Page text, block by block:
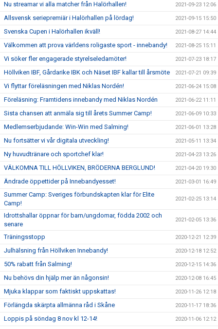
Nu streamar vi alla matcher från Halörhallen! 2021-09-23 12:06
Allsvensk seriepremiär i Halörhallen på lördag! 2021-09-15 15:50
Svenska Cupen i Halörhallen ikväll! 2021-08-27 14:44
Välkommen att prova världens roligaste sport - innebandy! 2021-08-25 15:11
Vi söker fler engagerade styrelseledamöter! 2021-07-23 18:17
Höllviken IBF, Gårdarike IBK och Näset IBF kallar till årsmöte 2021-07-21 09:39
Vi flyttar föreläsningen med Niklas Nordén! 2021-06-24 15:08
Föreläsning: Framtidens innebandy med Niklas Nordén 2021-06-22 11:11
Sista chansen att anmäla sig till årets Summer Camp! 2021-06-09 10:33
Medlemserbjudande: Win-Win med Salming! 2021-06-01 13:28
Nu fortsätter vi vår digitala utveckling! 2021-05-11 13:34
Ny huvudtränare och sportchef klar! 2021-04-23 13:26
VÄLKOMNA TILL HÖLLVIKEN, BRÖDERNA BERGLUND! 2021-04-20 19:30
Ändrade öppettider på Innebandyesset! 2021-03-01 16:49
Summer Camp: Sveriges förbundskapten klar för Elite
Camp!
2021-02-25 13:14
Idrottshallar öppnar för barn/ungdomar, födda 2002 och
senare
2021-02-05 13:36
Träningsstopp 2020-12-21 12:39
Julhälsning från Höllviken Innebandy! 2020-12-18 12:52
50% rabatt från Salming! 2020-12-15 14:36
Nu behövs din hjälp mer än någonsin! 2020-12-08 16:45
Mjuka klappar som faktiskt uppskattas! 2020-11-26 12:18
Förlängda skärpta allmänna råd i Skåne 2020-11-17 18:36
Loppis på söndag 8 nov kl 12-14! 2020-11-06 12:12